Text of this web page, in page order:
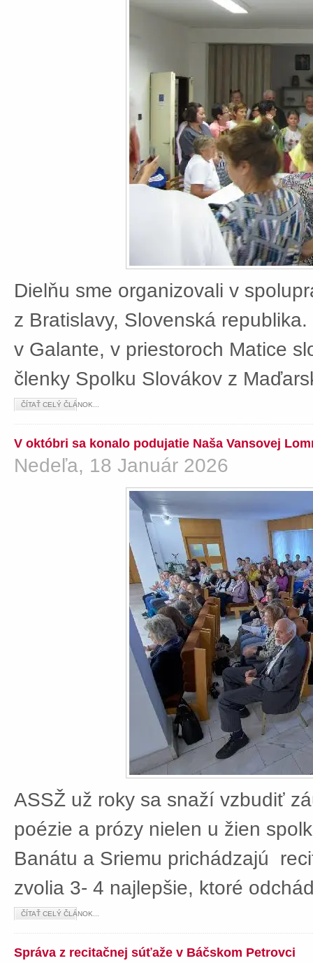
Dielňu sme organizovali v
z Bratislavy, Slovenská
v Galante, v priestoroch Matice
členky Spolku Slovákov z
ČÍTAŤ CELÝ ČLÁNOK...
V októbri sa konalo podujatie Naša Vansovej
Nedeľa, 18 Január 2026
ASSŽ už roky sa snaží vzbudiť
poézie a prózy nielen u žien
Banátu a Sriemu prichádzajú
zvolia 3- 4 najlepšie, ktoré
ČÍTAŤ CELÝ ČLÁNOK...
Správa z recitačnej súťaže v Báčskom Petrovci